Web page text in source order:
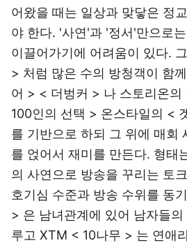
어왔을 때는 일상과 맞닿은 정
야 한다. '사연'과 '정서'만으로
이끌어가기에 어려움이 있다.
> 처럼 많은 수의 방청객이 함
어 > < 더벙커 > 나 스토리온
100인의 선택 > 온스타일의 <
를 기반으로 하되 그 위에 매회
를 얹어서 재미를 만든다. 형태
의 사연으로 방송을 꾸리는 토
호기심 수준과 방송 수위를 동
> 은 남녀관계에 있어 남자들
루고 XTM < 10나무 > 는 연애